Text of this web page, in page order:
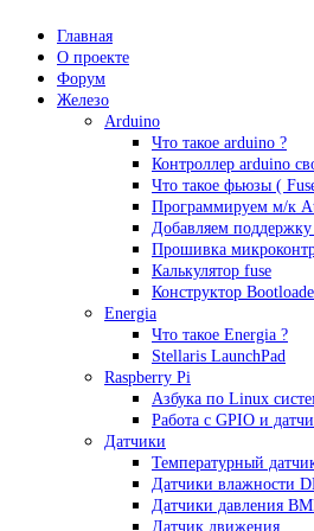
Главная
О проекте
Форум
Железо
Arduino
Что такое аrduino ?
Контроллер arduino
Что такое фьюзы (
Программируем м/к
Добавляем
Прошивка
Калькулятор fuse
Конструктор
Energia
Что такое Energia ?
Stellaris LaunchPad
Raspberry Pi
Азбука по Linux
Работа с GPIO и
Датчики
Температурный
Датчики влажности
Датчики давления
Датчик движения